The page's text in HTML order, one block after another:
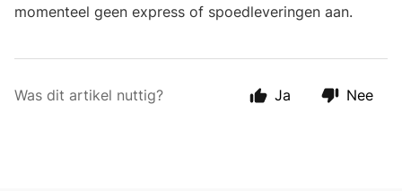
momenteel geen express of spoedleveringen aan.
Was dit artikel nuttig? Ja Nee